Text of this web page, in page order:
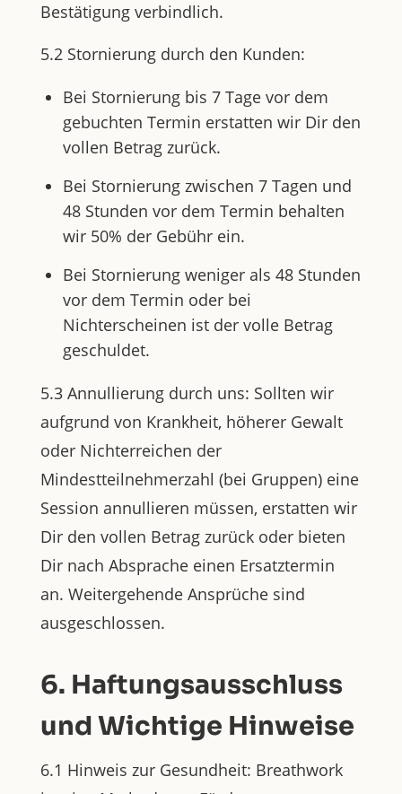
Bestätigung verbindlich.
5.2 Stornierung durch den Kunden:
Bei Stornierung bis 7 Tage vor dem
gebuchten Termin erstatten wir Dir den
vollen Betrag zurück.
Bei Stornierung zwischen 7 Tagen und
48 Stunden vor dem Termin behalten
wir 50% der Gebühr ein.
Bei Stornierung weniger als 48 Stunden
vor dem Termin oder bei
Nichterscheinen ist der volle Betrag
geschuldet.
5.3 Annullierung durch uns: Sollten wir
aufgrund von Krankheit, höherer Gewalt
oder Nichterreichen der
Mindestteilnehmerzahl (bei Gruppen) eine
Session annullieren müssen, erstatten wir
Dir den vollen Betrag zurück oder bieten
Dir nach Absprache einen Ersatztermin
an. Weitergehende Ansprüche sind
ausgeschlossen.
6. Haftungsausschluss
und Wichtige Hinweise
6.1 Hinweis zur Gesundheit: Breathwork